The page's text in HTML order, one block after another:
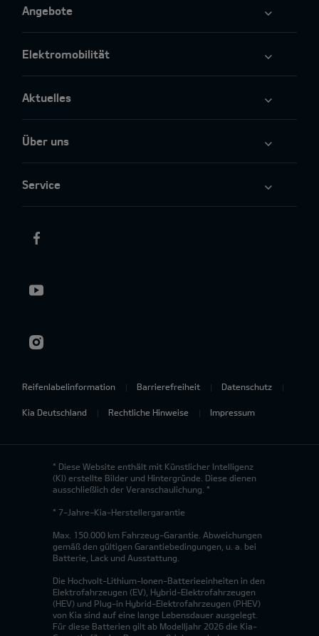
Angebote
Elektromobilität
Aktuelles
Über uns
Service
Reifenlabelinformation Barrierefreiheit Datenschutz
Kia Deutschland Rechtliche Hinweise Impressum
* Diese Website enthält mit Künstlicher Intelligenz
(KI) erstellte Bilder und Hintergründe. Diese dienen
ausschließlich der Veranschaulichung. *
* 7-Jahre-Kia-Herstellergarantie
Max. 150.000 km Fahrzeug-Garantie. Abweichungen
gemäß den gültigen Garantiebedingungen, u. a. bei
Batterie, Lack und Ausstattung.
Die Hochvolt-Lithium-Ionen-Batterieeinheiten in den
Elektrofahrzeugen (EV), Hybrid-Elektrofahrzeugen
(HEV) und Plug-in Hybrid-Elektrofahrzeugen (PHEV)
von Kia sind auf eine lange Lebensdauer ausgelegt.
Für diese Batterien gilt ab Modelljahr 2026 die Kia-